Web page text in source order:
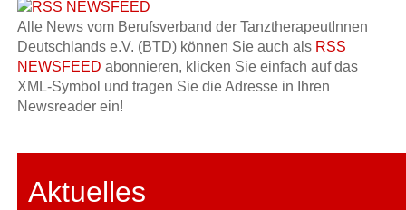
Alle News vom Berufsverband der TanztherapeutInnen
Deutschlands e.V. (BTD) können Sie auch als RSS
NEWSFEED abonnieren, klicken Sie einfach auf das
XML-Symbol und tragen Sie die Adresse in Ihren
Newsreader ein!
Aktuelles